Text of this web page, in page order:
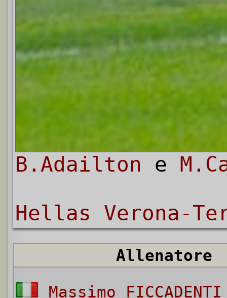
B.Adailton e
Hellas Verona-
Allenatore
Massimo FICCADENTI